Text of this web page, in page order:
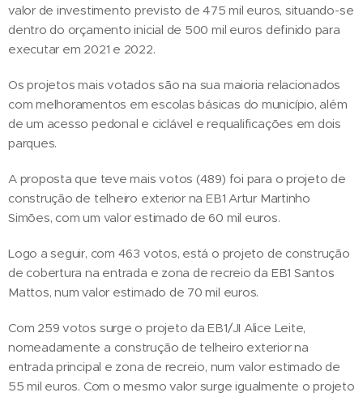
valor de investimento previsto de 475 mil euros, situando-se
dentro do orçamento inicial de 500 mil euros definido para
executar em 2021 e 2022.
Os projetos mais votados são na sua maioria relacionados
com melhoramentos em escolas básicas do município, além
de um acesso pedonal e ciclável e requalificações em dois
parques.
A proposta que teve mais votos (489) foi para o projeto de
construção de telheiro exterior na EB1 Artur Martinho
Simões, com um valor estimado de 60 mil euros.
Logo a seguir, com 463 votos, está o projeto de construção
de cobertura na entrada e zona de recreio da EB1 Santos
Mattos, num valor estimado de 70 mil euros.
Com 259 votos surge o projeto da EB1/JI Alice Leite,
nomeadamente a construção de telheiro exterior na
entrada principal e zona de recreio, num valor estimado de
55 mil euros. Com o mesmo valor surge igualmente o projeto